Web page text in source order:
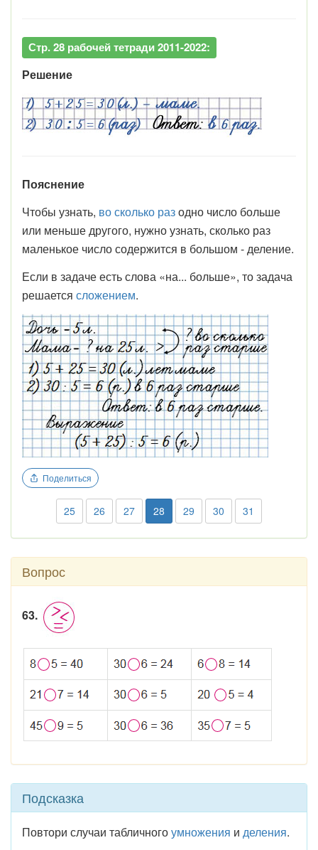
Стр. 28 рабочей тетради 2011-2022:
Решение
Пояснение
Чтобы узнать, во сколько разодно число больше
или меньше другого, нужно узнать, сколько раз
маленькое число содержится в большом - деление.
Если в задаче есть слова «на... больше», то задача
решается сложением.
Поделиться
25 26 27 28 29 30 31
Вопрос
63.
Подсказка
Повтори случаи табличногоумножения и деления.